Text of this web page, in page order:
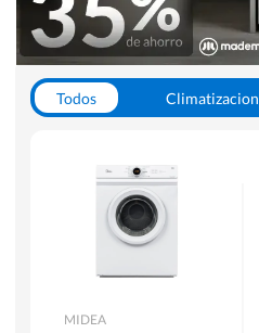
Todos Climatizacion
MIDEA